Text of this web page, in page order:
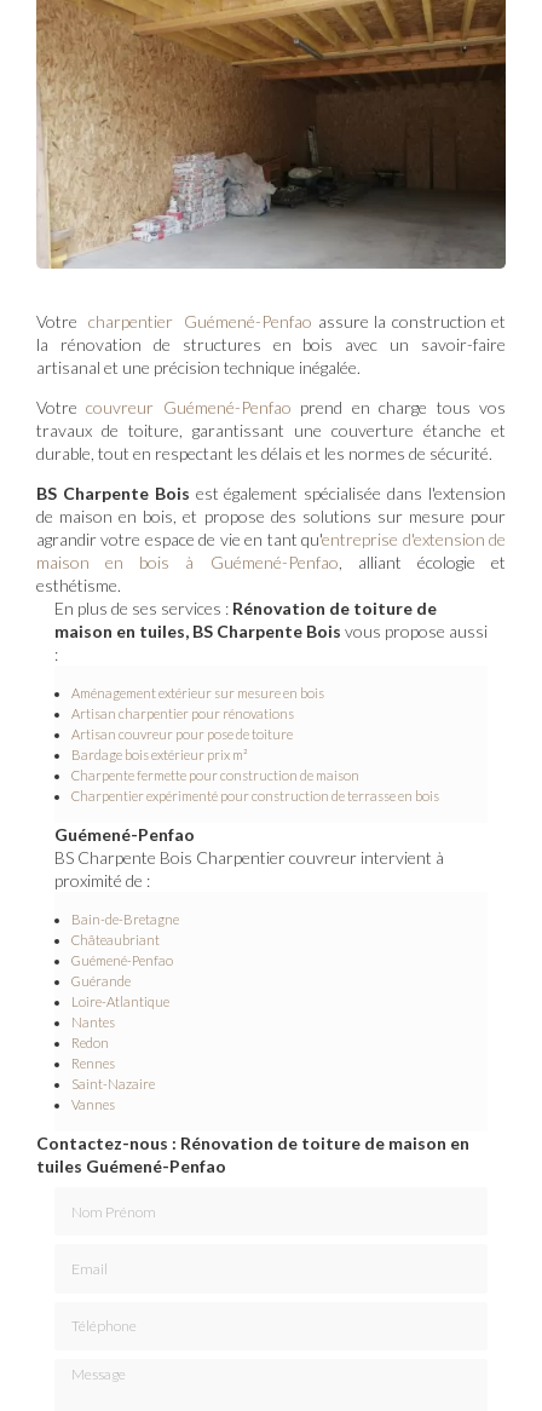
Votre charpentier Guémené-Penfao assure la construction et
la rénovation de structures en bois avec un savoir-faire
artisanal et une précision technique inégalée.
Votrecouvreur Guémené-Penfao prend en charge tous vos
travaux de toiture, garantissant une couverture étanche et
durable, tout en respectant les délais et les normes de sécurité.
BS Charpente Bois est également spécialisée dans l'extension
de maison en bois, et propose des solutions sur mesure pour
agrandir votre espace de vie en tant qu'entreprise d'extension de
maison en bois à Guémené-Penfao , alliant écologie et
esthétisme.
En plus de ses services : Rénovation de toiture de
maison en tuiles, BS Charpente Bois vous propose aussi
:
Aménagement extérieur sur mesure en bois
Artisan charpentier pour rénovations
Artisan couvreur pour pose de toiture
Bardage bois extérieur prix m²
Charpente fermette pour construction de maison
Charpentier expérimenté pour construction de terrasse en bois
Guémené-Penfao
BS Charpente Bois Charpentier couvreur intervient à
proximité de :
Bain-de-Bretagne
Châteaubriant
Guémené-Penfao
Guérande
Loire-Atlantique
Nantes
Redon
Rennes
Saint-Nazaire
Vannes
Contactez-nous : Rénovation de toiture de maison en
tuiles Guémené-Penfao
Message